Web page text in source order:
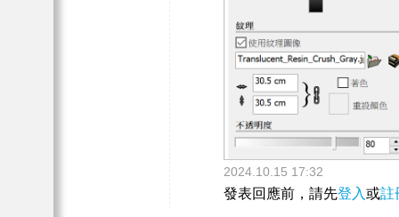
2024.10.15 17:32
發表回應前，請先登入或註